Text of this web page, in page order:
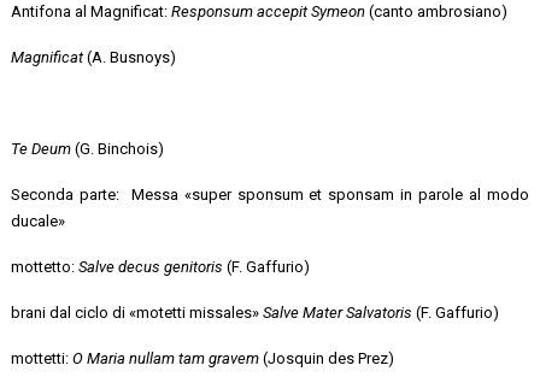
Antifona al Magnificat:Responsum accepit Symeon(canto ambrosiano)
Magnificat(A. Busnoys)
Te Deum (G. Binchois)
Seconda parte: Messa «super sponsum et sponsam in parole al modo
ducale»
mottetto:Salve decus genitoris (F. Gaffurio)
brani dal ciclo di «motetti missales»Salve Mater Salvatoris (F. Gaffurio)
mottetti:O Maria nullam tam gravem(Josquin des Prez)